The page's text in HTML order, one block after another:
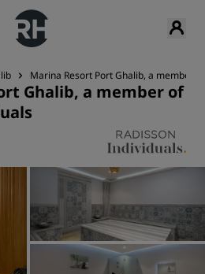
Marina Resort Port Ghalib, a member
Ghalib, a member of